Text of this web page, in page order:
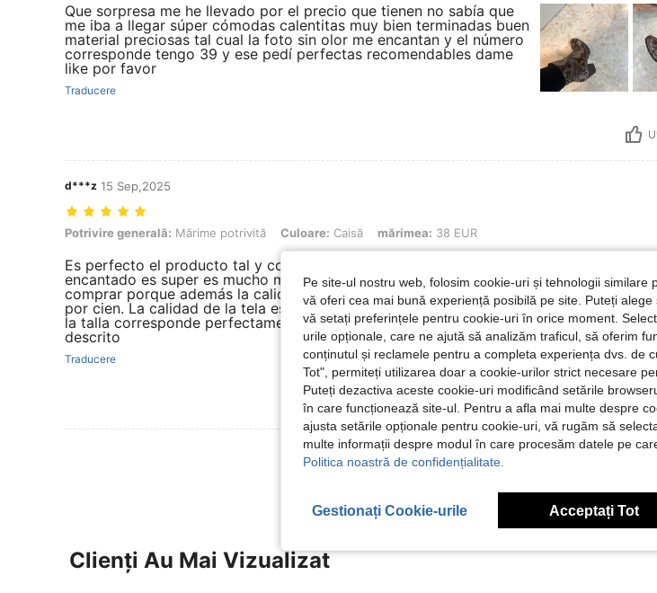
Que sorpresa me he llevado por el precio que tienen no sabía que
me iba a llegar súper cómodas calentitas muy bien terminadas buen
material preciosas tal cual la foto sin olor me encantan y el número
corresponde tengo 39 y ese pedí perfectas recomendables dame
like por favor
Traducere
d***z 15 Sep,2025
Potrivire generală: Mărime potrivită, Culoare: Caisă, mărimea: 38 EUR
Potrivire generală: Mărime potrivită Culoare: Caisă mărimea: 38 EUR
Es perfecto el producto tal y como se describe y se observa en el anuncio. Me ha
encantado es super es mucho mejor de lo que me esperaba seguro lo volveré a
comprar porque además la calidad del materiales excelente. Lo recomiendo cien
por cien. La calidad de la tela es tal y como se describe en el producto anunciado
la talla corresponde perfectamente asi como en general todo es conforme lo
descrito
Traducere
Vezi Mai Multe Recenzii
Clienți Au Mai Vizualizat
Pe site-ul nostru web, folosim cookie-uri și tehnologii similare
vă oferi cea mai bună experiență posibilă pe site. Puteți
vă setați preferințele pentru cookie-uri în orice moment.
urile opționale, care ne ajută să analizăm traficul, să oferim
conținutul și reclamele pentru a completa experiența dvs. de
Tot", permiteți utilizarea doar a cookie-urilor strict necesare
Puteți dezactiva aceste cookie-uri modificând setările
în care funcționează site-ul. Pentru a afla mai multe despre
ajusta setările opționale pentru cookie-uri, vă rugăm să
multe informații despre modul în care procesăm datele pe
Politica noastră de confidențialitate.
Gestionați Cookie-urile Acceptați Tot